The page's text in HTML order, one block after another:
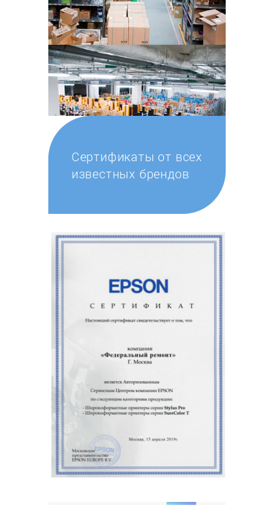
Сертификаты от всех
известных брендов